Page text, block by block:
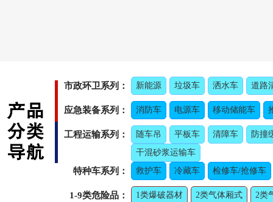
市政环卫系列： 新能源 垃圾车 洒水车 道路
应急装备系列： 消防车 电源车 移动储能车
工程运输系列： 随车吊 平板车 清障车
防撞
干混砂浆运输车
特种车系列： 救护车 冷藏车 检修车/抢修车
1-9类危险品： 1类爆破器材 2类气体厢式 2类